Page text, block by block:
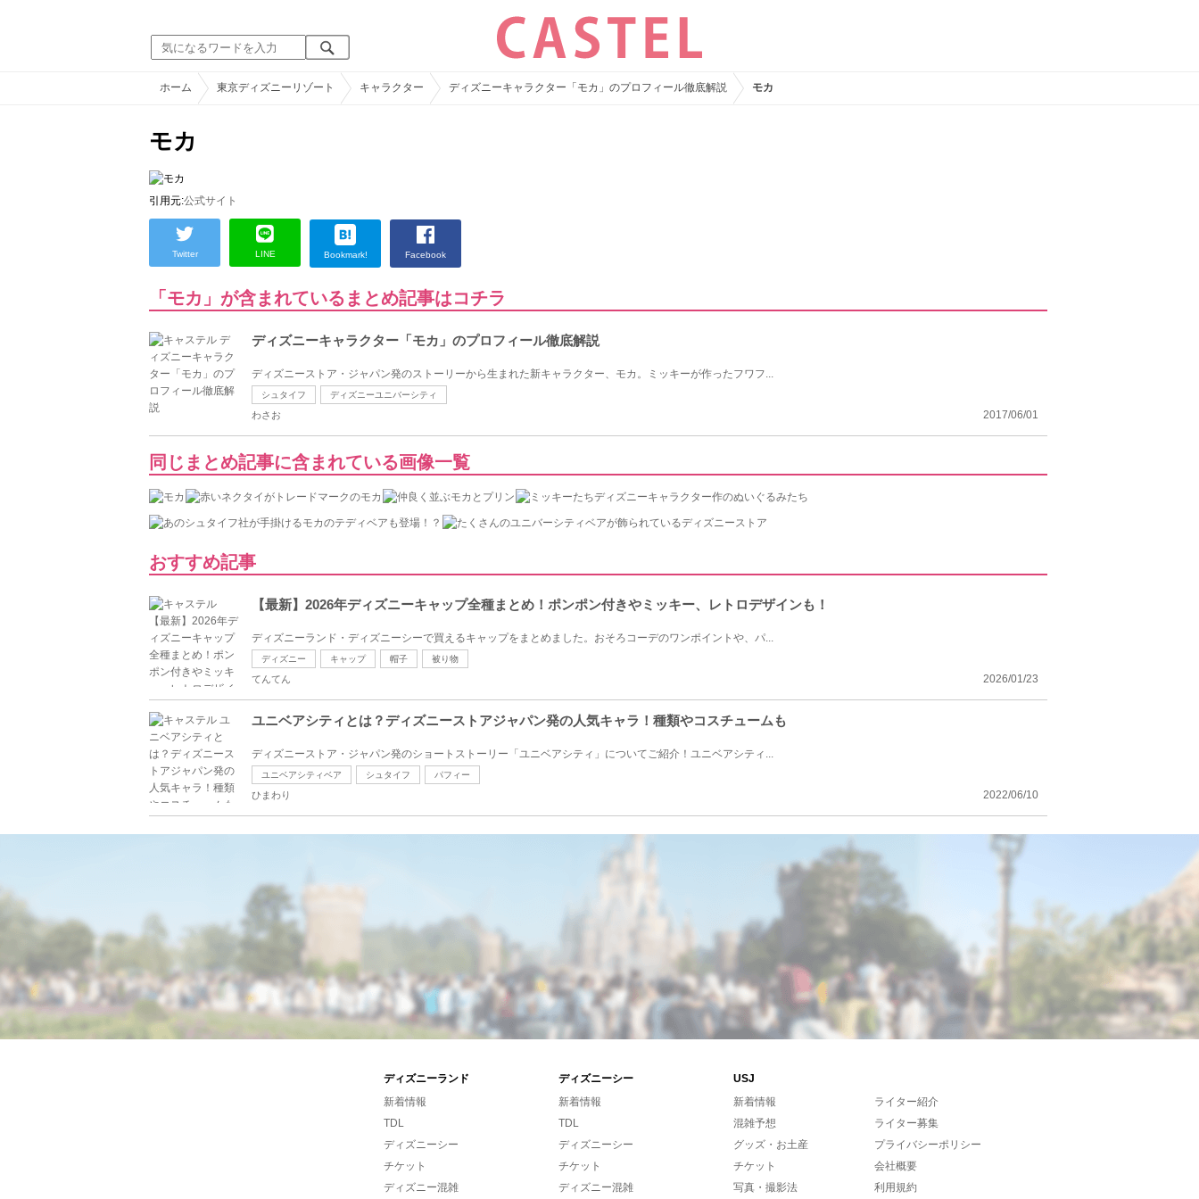
ホーム 東京ディズニーリゾート キャラクター ディズニーキャラクター「モカ」のプロフィール徹底解説 モカ
モカ
引用元:公式サイト
Twitter LINE Bookmark! Facebook
「モカ」が含まれているまとめ記事はコチラ
ディズニーキャラクター「モカ」のプロフィール徹底解説
ディズニーストア・ジャパン発のストーリーから生まれた新キャラクター、モカ。ミッキーが作ったフワフ...
シュタイフ ディズニーユニバーシティ
2017/06/01
わさお
同じまとめ記事に含まれている画像一覧
おすすめ記事
【最新】2026年ディズニーキャップ全種まとめ！ポンポン付きやミッキー、レトロデザインも！
ディズニーランド・ディズニーシーで買えるキャップをまとめました。おそろコーデのワンポイントや、パ...
ディズニー キャップ 帽子 被り物
2026/01/23
てんてん
ユニベアシティとは？ディズニーストアジャパン発の人気キャラ！種類やコスチュームも
ディズニーストア・ジャパン発のショートストーリー「ユニベアシティ」についてご紹介！ユニベアシティ...
ユニベアシティベア シュタイフ パフィー
2022/06/10
ひまわり
ディズニーランド ディズニーシー
USJ
新着情報
TDL
ディズニーシー
チケット
ディズニー混雑
新着情報
TDL
ディズニーシー
チケット
ディズニー混雑
新着情報
混雑予想
グッズ・お土産
チケット
写真・撮影法
ライター紹介
ライター募集
プライバシーポリシー
会社概要
利用規約